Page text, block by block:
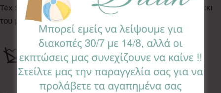
Tex Standard 100, κατάλληλα για το ευαίσθητο δερματάκι
του μωρού σας.